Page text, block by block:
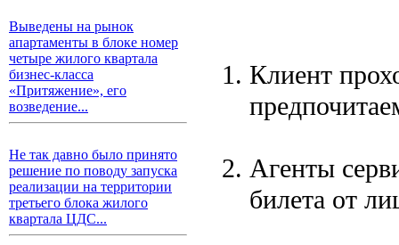
Выведены на рынок
апартаменты в блоке номер
четыре жилого квартала
бизнес-класса
«Притяжение», его
возведение...
Не так давно было принято
решение по поводу запуска
реализации на территории
третьего блока жилого
квартала ЦДС...
Клиент
Агенты
билета от